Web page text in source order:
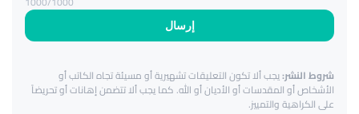
إرسال
شروط النشر:يجب ألا تكون التعليقات تشهيرية أو مسيئة تجاه الكاتب أو
الأشخاص أو المقدسات أو الأديان أو الله. كما يجب ألا تتضمن إهانات أو تحريضاً
على الكراهية والتمييز.